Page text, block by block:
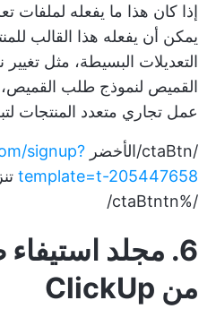
إذا كان هذا ما يفعله لملفات
يمكن أن يفعله هذا القالب
التعديلات البسيطة، مثل تغيير
القميص لنموذج طلب
عمل تجاري متعدد المنتجات
/ctaBtn/الأخضر
signup?
template=t-205447658
/%ctaBtntn/
6. مجلد
من ClickUp